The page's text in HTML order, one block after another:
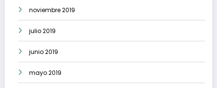
noviembre 2019
julio 2019
junio 2019
mayo 2019